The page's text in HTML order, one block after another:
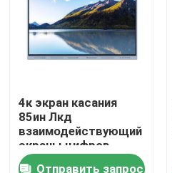
Продукция
Ролики
4к экран касания
85ин Лкд
взаимодействующий
экраны цифров
двойной системы на
Отправить запрос